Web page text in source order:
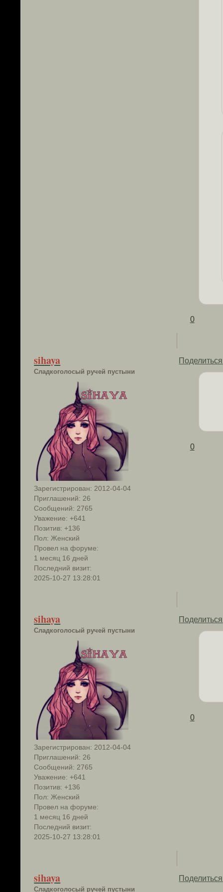
0
Поделиться
sihaya
Сладкоголосый ручей пустыни
Зарегистрирован: 2012-04-04
Приглашений: 26
Сообщений: 2765
Уважение: +641
Позитив: +136
Пол: Женский
Провел на форуме:
1 месяц 16 дней
Последний визит:
2025-10-27 13:28:01
0
Поделиться
sihaya
Сладкоголосый ручей пустыни
Зарегистрирован: 2012-04-04
Приглашений: 26
Сообщений: 2765
Уважение: +641
Позитив: +136
Пол: Женский
Провел на форуме:
1 месяц 16 дней
Последний визит:
2025-10-27 13:28:01
0
Поделиться
sihaya
Сладкоголосый ручей пустыни